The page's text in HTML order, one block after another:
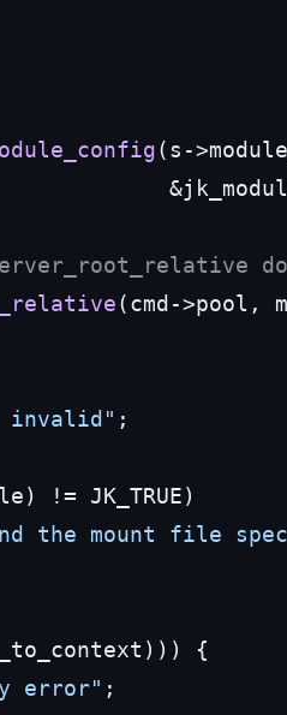
(s ->
(cmd ->pool,
invalid" ;
!= JK_TRUE)
the mount file
{
error" ;